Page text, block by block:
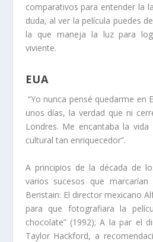
comparativos para entender la
duda, al ver la película puedes
la que maneja la luz para
viviente.
EUA
“Yo nunca pensé quedarme en
unos días, la verdad que ni
Londres. Me encantaba la
cultural tan enriquecedor”.
A principios de la década de
varios sucesos que
Beristain: El director mexicano
para que fotografiara la
chocolate” (1992); A la par el
Taylor Hackford, a